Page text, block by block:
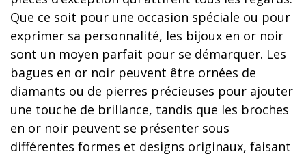
Que ce soit pour une occasion spéciale ou pour
exprimer sa personnalité, les bijoux en or noir
sont un moyen parfait pour se démarquer. Les
bagues en or noir peuvent être ornées de
diamants ou de pierres précieuses pour ajouter
une touche de brillance, tandis que les broches
en or noir peuvent se présenter sous
différentes formes et designs originaux, faisant